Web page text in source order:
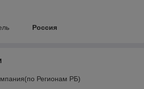
Россия
Регионам РБ)